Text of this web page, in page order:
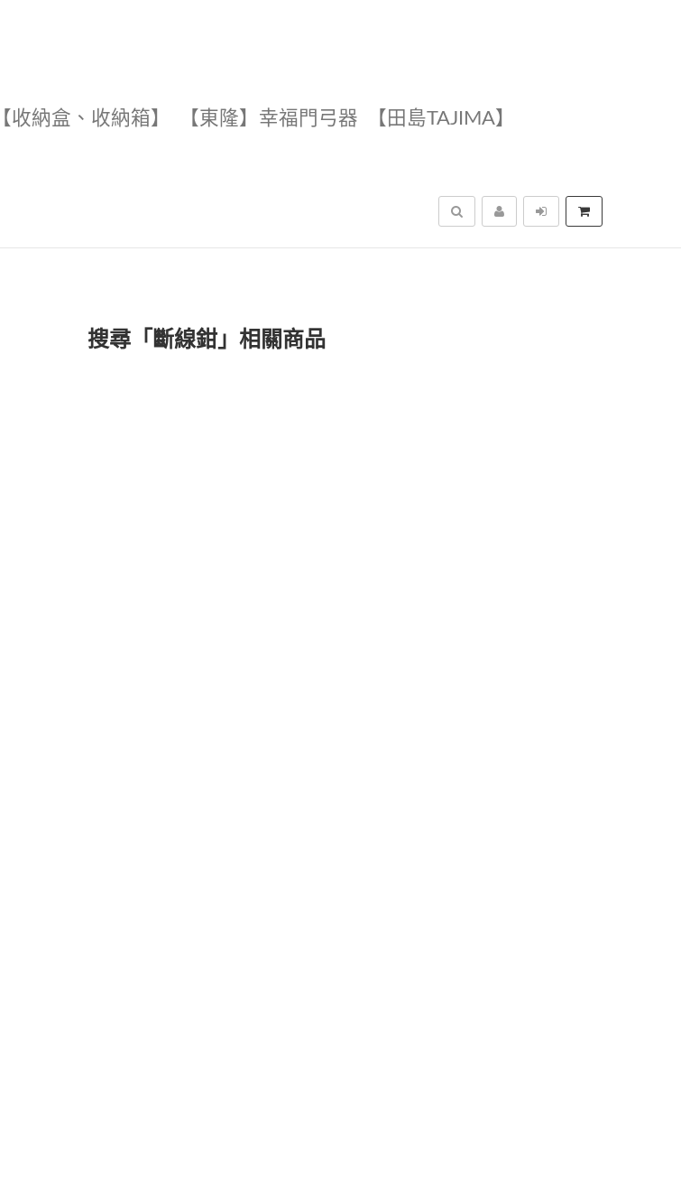
【收納盒、收納箱】 【東隆】幸福門弓器 【田島TAJIMA】
搜尋
搜尋「斷線鉗」相關商品